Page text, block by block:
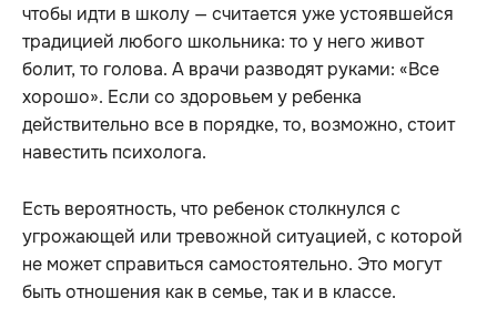
чтобы идти в школу — считается уже устоявшейся
традицией любого школьника: то у него живот
болит, то голова. А врачи разводят руками: «Все
хорошо». Если со здоровьем у ребенка
действительно все в порядке, то, возможно, стоит
навестить психолога.
Есть вероятность, что ребенок столкнулся с
угрожающей или тревожной ситуацией, с которой
не может справиться самостоятельно. Это могут
быть отношения как в семье, так и в классе.